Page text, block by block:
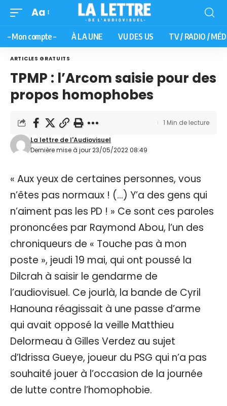
Aa
– Mon compte – À LA UNE VU DES US TV / RADIO /
ARTICLES GRATUITS
TPMP : l’Arcom saisie pour des
propos homophobes
Dernière mise à jour 23/05/2022 08:49
La lettre de l'Audiovisuel
1 Min de lecture
« Aux yeux de certaines personnes, vous
n’êtes pas normaux ! (…) Y’a des gens qui
n’aiment pas les PD ! » Ce sont ces paroles
prononcées par Raymond Abou, l’un des
chroniqueurs de « Touche pas à mon
poste », jeudi 19 mai, qui ont poussé la
Dilcrah à saisir le gendarme de
l’audiovisuel. Ce jourlà, la bande de Cyril
Hanouna réagissait à une passe d’arme
qui avait opposé la veille Matthieu
Delormeau à Gilles Verdez au sujet
d’Idrissa Gueye, joueur du PSG qui n’a pas
souhaité jouer à l’occasion de la journée
de lutte contre l’homophobie.